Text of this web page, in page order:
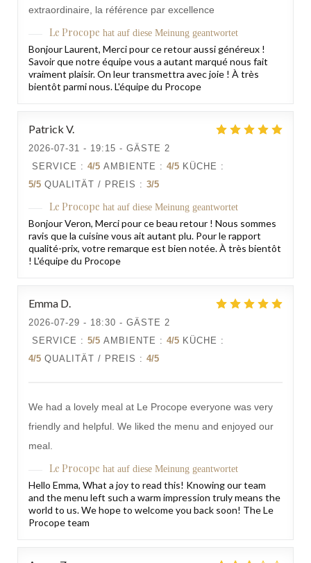
extraordinaire, la référence par excellence
Le Procope hat auf diese Meinung geantwortet
Bonjour Laurent, Merci pour ce retour aussi généreux !
Savoir que notre équipe vous a autant marqué nous fait
vraiment plaisir. On leur transmettra avec joie ! À très
bientôt parmi nous. L'équipe du Procope
Patrick V
2026-07-31 - 19:15 - GÄSTE 2
SERVICE : 4/5 AMBIENTE : 4/5 KÜCHE :
5/5 QUALITÄT / PREIS : 3/5
Le Procope hat auf diese Meinung geantwortet
Bonjour Veron, Merci pour ce beau retour ! Nous sommes
ravis que la cuisine vous ait autant plu. Pour le rapport
qualité-prix, votre remarque est bien notée. À très bientôt
! L'équipe du Procope
Emma D
2026-07-29 - 18:30 - GÄSTE 2
SERVICE : 5/5 AMBIENTE : 4/5 KÜCHE :
4/5 QUALITÄT / PREIS : 4/5
We had a lovely meal at Le Procope everyone was very
friendly and helpful. We liked the menu and enjoyed our
meal.
Le Procope hat auf diese Meinung geantwortet
Hello Emma, What a joy to read this! Knowing our team
and the menu left such a warm impression truly means the
world to us. We hope to welcome you back soon! The Le
Procope team